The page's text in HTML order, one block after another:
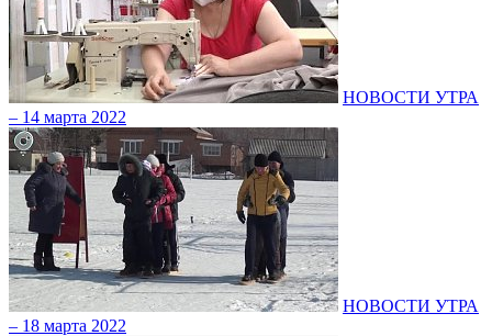
НОВОСТИ УТРА
– 14 марта 2022
НОВОСТИ УТРА
– 18 марта 2022